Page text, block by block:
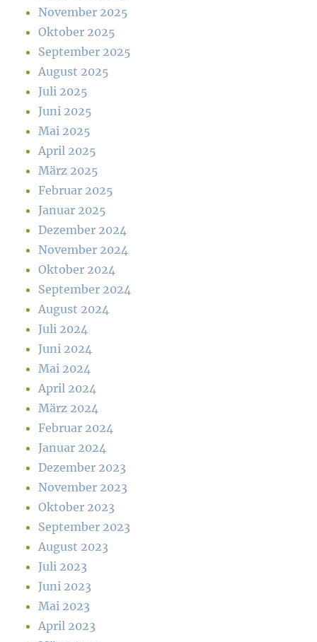
November 2025
Oktober 2025
September 2025
August 2025
Juli 2025
Juni 2025
Mai 2025
April 2025
März 2025
Februar 2025
Januar 2025
Dezember 2024
November 2024
Oktober 2024
September 2024
August 2024
Juli 2024
Juni 2024
Mai 2024
April 2024
März 2024
Februar 2024
Januar 2024
Dezember 2023
November 2023
Oktober 2023
September 2023
August 2023
Juli 2023
Juni 2023
Mai 2023
April 2023